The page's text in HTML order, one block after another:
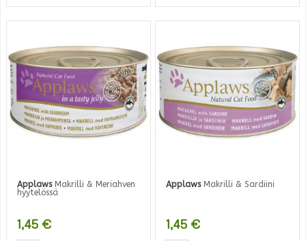
ApplawsMakrilli & Meriahven
hyytelössä
1,45 €
ApplawsMakrilli & Sardiini
1,45 €